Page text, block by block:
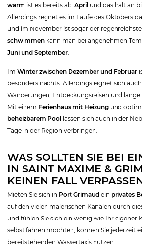
warm ist es bereits ab April und das hält an
Allerdings regnet es im Laufe des Oktobers
und im November ist sogar der
schwimmen kann man bei angenehmen
Juni und September.
Im Winter zwischen Dezember und Februar
besonders nachts. Allerdings eignet sich
Wanderungen, Entdeckungsreisen und lange
Mit einem Ferienhaus mit Heizung und
beheizbarem Pool lassen sich auch in der
Tage in der Region verbringen.
WAS SOLLTEN SIE BEI
IN SAINT MAXIME &
KEINEN FALL
Mieten Sie sich in Port Grimaud ein privates
auf den vielen malerischen Kanälen durch
und fühlen Sie sich ein wenig wie Ihr eigener
selbst fahren möchten, können Sie jederzeit
bereitstehenden Wassertaxis nutzen.